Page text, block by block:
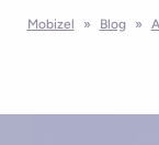
Mobizel » Blog »